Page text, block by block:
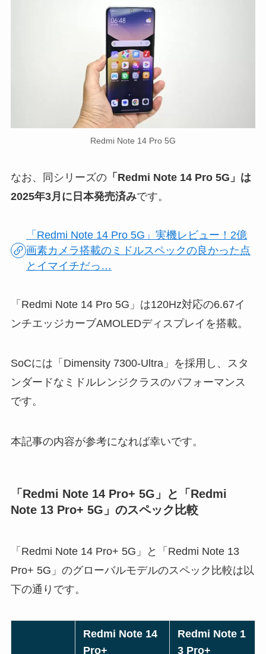
Redmi Note 14 Pro 5G
なお、同シリーズの「Redmi Note 14 Pro 5G」は
2025年3月に日本発売済みです。
「Redmi Note 14 Pro 5G」実機レビュー！2億
画素カメラ搭載のミドルスペックの良かった点
とイマイチだっ…
「Redmi Note 14 Pro 5G」は120Hz対応の6.67イ
ンチエッジカーブAMOLEDディスプレイを搭載。
SoCには「Dimensity 7300-Ultra」を採用し、スタ
ンダードなミドルレンジクラスのパフォーマンス
です。
本記事の内容が参考になれば幸いです。
「Redmi Note 14 Pro+ 5G」と「Redmi
Note 13 Pro+ 5G」のスペック比較
「Redmi Note 14 Pro+ 5G」と「Redmi Note 13
Pro+ 5G」のグローバルモデルのスペック比較は以
下の通りです。
Redmi Note 14
Pro+
Redmi Note 1
3 Pro+